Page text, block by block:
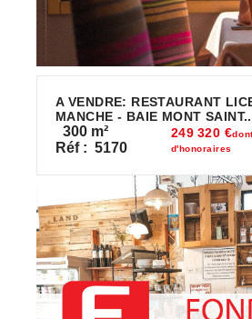
A VENDRE: RESTAURANT
MANCHE - BAIE MONT
300 m²
Réf : 5170
249 320 €
d'honoraires